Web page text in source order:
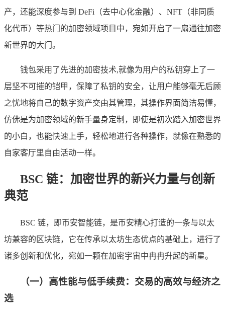
产，还能深度参与到 DeFi（去中心化金融）、NFT（非同质
化代币）等热门的加密领域项目中，宛如开启了一扇通往加密
新世界的大门。
钱包采用了先进的加密技术,就像为用户的私钥穿上了一
层坚不可摧的铠甲，保障了私钥的安全，让用户能够毫无后顾
之忧地将自己的数字资产交由其管理，其操作界面简洁易懂，
仿佛是为加密领域的新手量身定制，即使是初次踏入加密世界
的小白，也能快速上手，轻松地进行各种操作，就像在熟悉的
自家客厅里自由活动一样。
BSC 链：加密世界的新兴力量与创新
典范
BSC 链，即币安智能链，是币安精心打造的一条与以太
坊兼容的区块链，它在传承以太坊生态优点的基础上，进行了
诸多创新和优化，宛如一颗在加密宇宙中冉冉升起的新星。
（一）高性能与低手续费：交易的高效与经济之
选